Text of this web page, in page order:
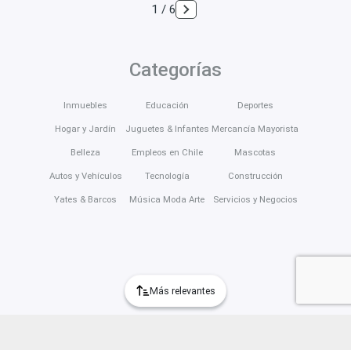
Más relevantes
1 / 6
Categorías
Inmuebles
Hogar y Jardín
Belleza
Autos y Vehículos
Yates & Barcos
Educación
Juguetes & Infantes
Empleos en Chile
Tecnología
Música Moda Arte
Deportes
Mercancía Mayorista
Mascotas
Construcción
Servicios y Negocios